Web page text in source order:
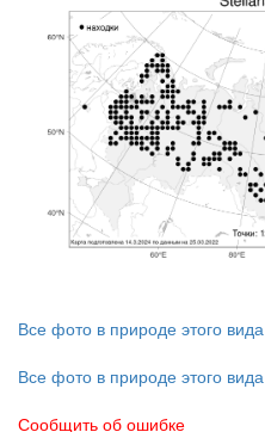
Все фото в природе этого вида
Все фото в природе этого вида
Сообщить об ошибке